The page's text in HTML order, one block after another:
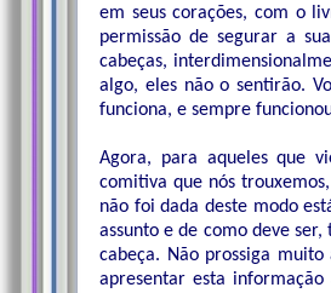
em seus corações, com o
permissão de segurar a
cabeças,
algo, eles não o sentirão.
funciona, e sempre
Agora, para aqueles que
comitiva que nós
não foi dada deste modo
assunto e de como deve
cabeça. Não prossiga
apresentar esta